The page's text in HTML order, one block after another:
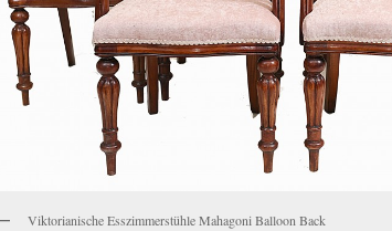
Viktorianische Esszimmerstühle Mahagoni Balloon Back